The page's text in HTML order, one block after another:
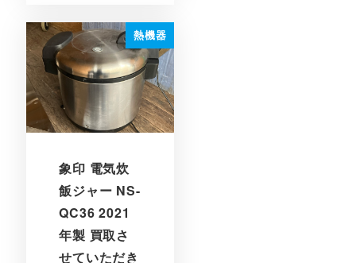
熱機器
象印 電気炊
飯ジャー NS-
QC36 2021
年製 買取さ
せていただき